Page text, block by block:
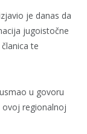
je danas da
jugoistočne
te
u govoru
ovoj regionalnoj